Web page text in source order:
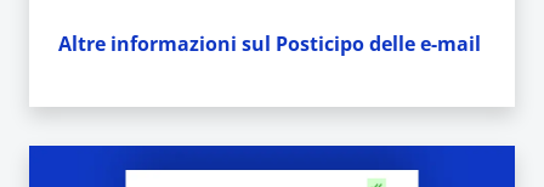
Altre informazioni sul Posticipo delle e-mail